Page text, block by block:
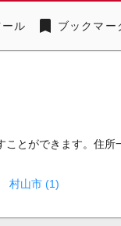
ル bookmark ブックマー
とができます。住所
村山市 (1)